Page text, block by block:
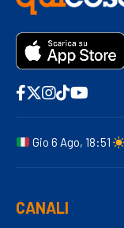
Gio 6 Ago, 18:51
CANALI